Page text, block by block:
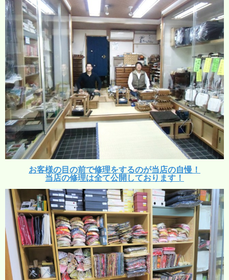
お客様の目の前で修理をするのが当店の自慢！
当店の修理は全て公開しております！